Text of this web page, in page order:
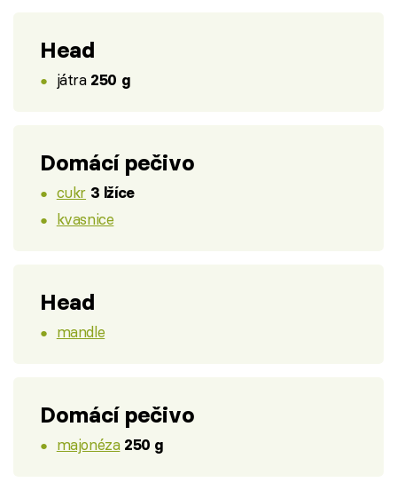
Head
játra 250 g
Domácí pečivo
cukr 3 lžíce
kvasnice
Head
mandle
Domácí pečivo
majonéza 250 g